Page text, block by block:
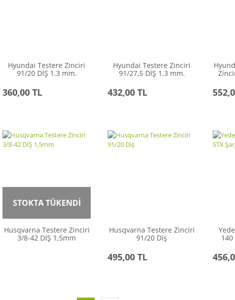
Hyundai Testere Zinciri
91/20 DİŞ 1.3 mm.
360,00 TL
Hyundai Testere Zinciri
91/27,5 DİŞ 1.3 mm.
zincir)
432,00 TL
STOKTA TÜKENDİ
Husqvarna Testere Zinciri
3/8-42 DİŞ 1,5mm
Husqvarna Testere Zinciri
91/20 Diş
495,00 TL
140